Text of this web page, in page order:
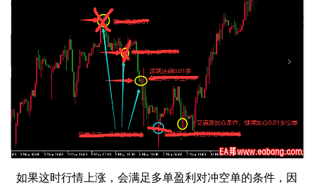
如果这时行情上涨，会满足多单盈利对冲空单的条件，因